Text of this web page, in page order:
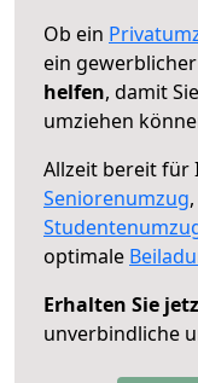
Ob ein
ein
helfen, damit
umziehen
Allzeit bereit für
Seniorenumzug,
optimale
Erhalten Sie
unverbindliche